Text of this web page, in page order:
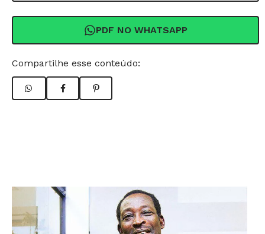
PDF NO WHATSAPP
Compartilhe esse conteúdo: